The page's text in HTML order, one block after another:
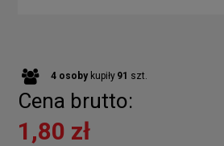
4 osoby kupiły 91 szt.
Cena brutto:
1,80 zł